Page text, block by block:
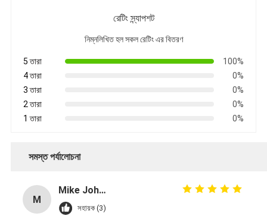
রেটিং স্ন্যাপশট
নিম্নলিখিত হল সকল রেটিং এর বিতরণ
5 তারা
100%
4 তারা
0%
3 তারা
0%
2 তারা
0%
1 তারা
0%
সমস্ত পর্যালোচনা
M
Mike Johnson
সহায়ক (3)